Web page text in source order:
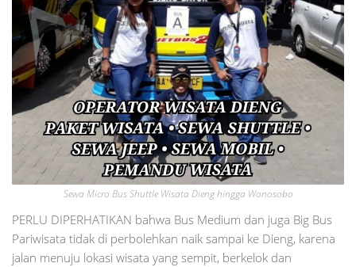
Sewa Micro Bus Shuttle Wisata Dieng hingga Wonosobo
PERLU DIPERHATIKAN bahwa Bus Medium dan juga Big Bus
Pariwisata tidak di perbolehkan naik sampai ke Dieng, karena
jalan menuju lokasi wisata yang sempit, berkelok dan